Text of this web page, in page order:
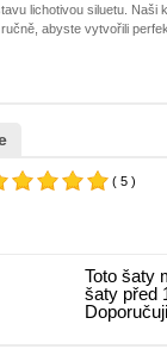
lichotivou siluetu. Naši
abyste vytvořili
( 5 )
Toto šaty
šaty před